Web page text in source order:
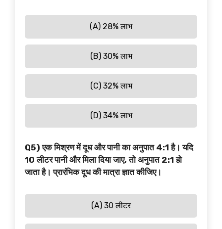
(A) 28% लाभ
(B) 30% लाभ
(C) 32% लाभ
(D) 34% लाभ
Q5) एक मिश्रण में दूध और पानी का अनुपात 4:1 है। यदि
10 लीटर पानी और मिला दिया जाए, तो अनुपात 2:1 हो
जाता है। प्रारंभिक दूध की मात्रा ज्ञात कीजिए।
(A) 30 लीटर